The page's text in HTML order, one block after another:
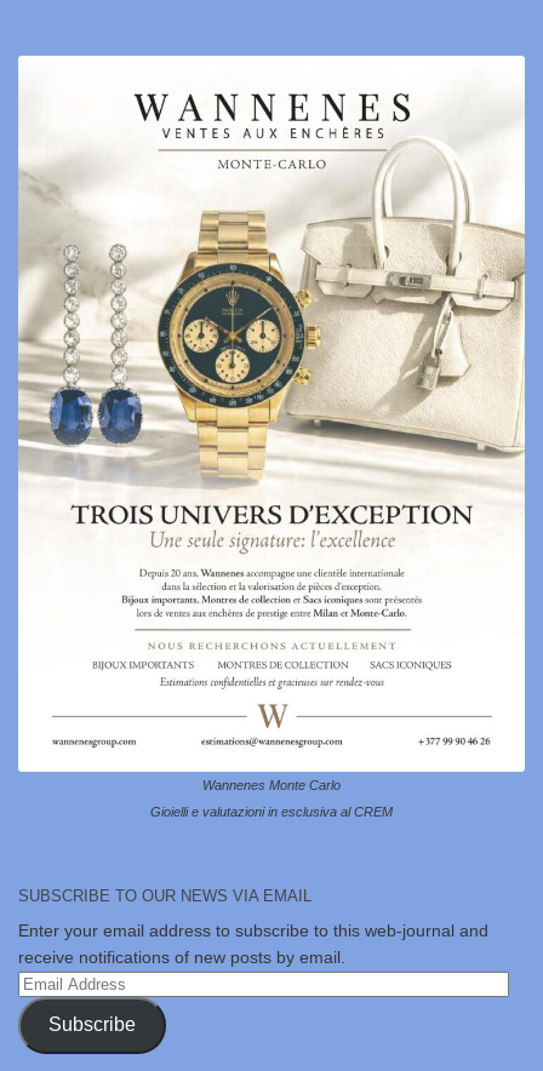
Wannenes Monte Carlo
Gioielli e valutazioni in esclusiva al CREM
SUBSCRIBE TO OUR NEWS VIA EMAIL
Enter your email address to subscribe to this web-journal and
receive notifications of new posts by email.
Email
Address
Subscribe